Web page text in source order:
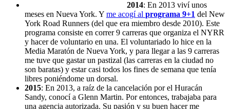
2014: En 2013 viví unos
meses en Nueva York. Y me acogí al programa 9+1 del New
York Road Runners (del que era miembro desde 2010). Este
programa consiste en correr 9 carreras que organiza el NYRR
y hacer de voluntario en una. El voluntariado lo hice en la
Media Maratón de Nueva York, y para llegar a las 9 carreras
me tuve que gastar un pastizal (las carreras en la ciudad no
son baratas) y estar casi todos los fines de semana que tenía
libres poniéndome un dorsal.
2015: En 2013, a raíz de la cancelación por el Huracán
Sandy, conocí a Glenn Martin. Por entonces, trabajaba para
una agencia autorizada. Su pasión y su buen hacer me